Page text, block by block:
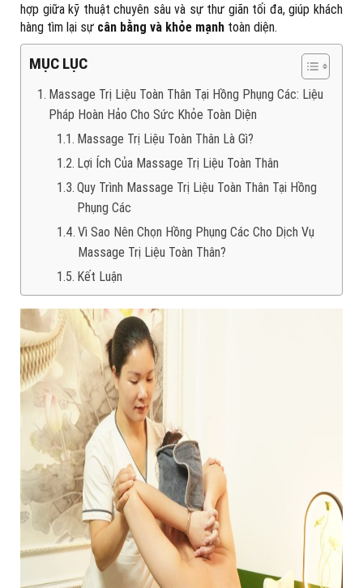
hợp giữa kỹ thuật chuyên sâu và sự thư giãn tối đa, giúp khách
hàng tìm lại sự cân bằng và khỏe mạnh toàn diện.
MỤC LỤC
Massage Trị Liệu Toàn Thân Tại Hồng Phụng Các: Liệu
Pháp Hoàn Hảo Cho Sức Khỏe Toàn Diện
Massage Trị Liệu Toàn Thân Là Gì?
Lợi Ích Của Massage Trị Liệu Toàn Thân
Quy Trình Massage Trị Liệu Toàn Thân Tại Hồng
Phụng Các
Vì Sao Nên Chọn Hồng Phụng Các Cho Dịch Vụ
Massage Trị Liệu Toàn Thân?
Kết Luận